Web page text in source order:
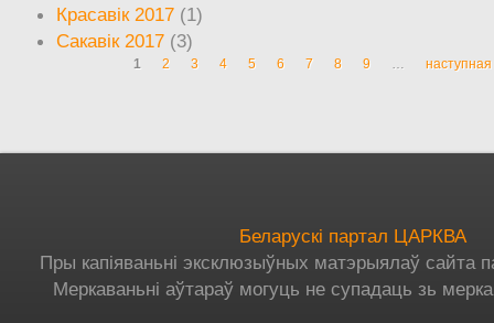
Красавік 2017 (1)
Сакавік 2017 (3)
Старонкі
1 2 3 4 5 6 7 8 9 … наступная
Беларускі партал ЦАРКВА
Пры капіяваньні эксклюзыўных матэрыялаў сайта
Меркаваньні аўтараў могуць не супадаць зь